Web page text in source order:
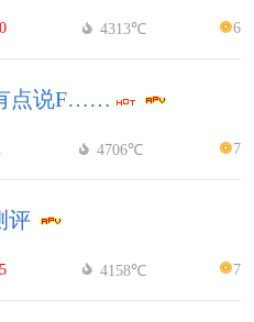
4313℃ 6
点说F……
4706℃ 7
评
4158℃ 7